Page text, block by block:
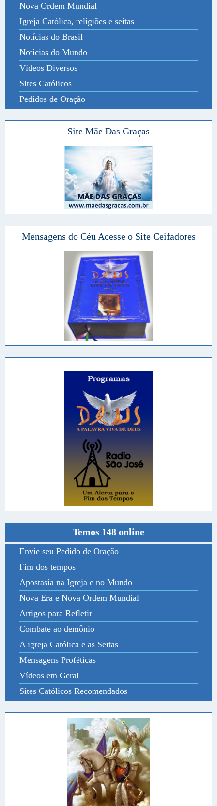
Nova Ordem Mundial
Igreja Católica, religiões e seitas
Notícias do Brasil
Notícias do Mundo
Vídeos Diversos
Sites Católicos
Pedidos de Oração
Site Mãe Das Graças
Mensagens do Céu Acesse o Site Ceifadores
Temos 148 online
Envie seu Pedido de Oração
Fim dos tempos
Apostasia na Igreja e no Mundo
Nova Era e Nova Ordem Mundial
Artigos para Refletir
Combate ao demônio
A igreja Católica e as Seitas
Mensagens Proféticas
Vídeos em Geral
Sites Católicos Recomendados